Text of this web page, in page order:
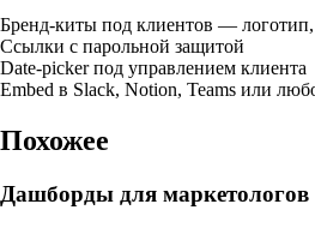
Бренд-киты под клиентов —
Ссылки с парольной защитой
Date-picker под управлением клиента
Embed в Slack, Notion, Teams или
Похожее
Дашборды для маркетологов